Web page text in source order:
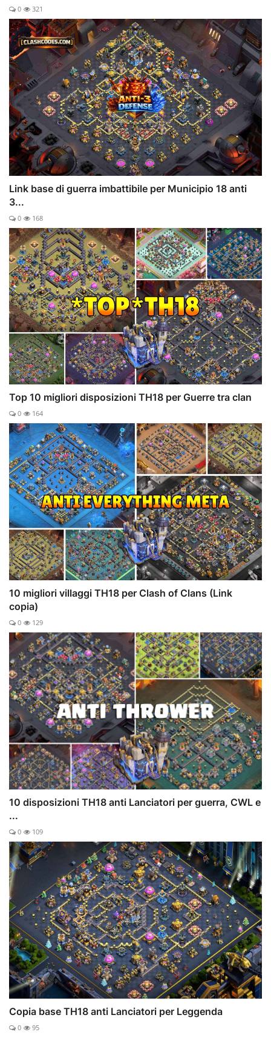
0 321
Link base di guerra imbattibile per Municipio 18 anti
3...
0 168
Top 10 migliori disposizioni TH18 per Guerre tra clan
0 164
10 migliori villaggi TH18 per Clash of Clans (Link
copia)
0 129
10 disposizioni TH18 anti Lanciatori per guerra, CWL e
...
0 109
Copia base TH18 anti Lanciatori per Leggenda
0 95